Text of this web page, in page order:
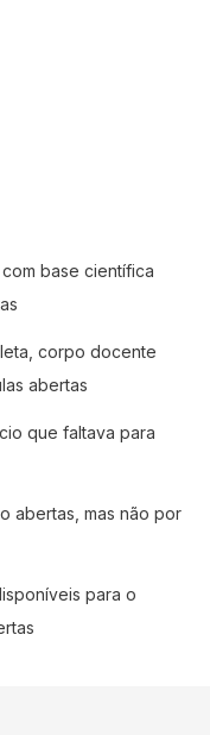
base científica
corpo docente
abertas
que faltava para
abertas, mas não por
para o